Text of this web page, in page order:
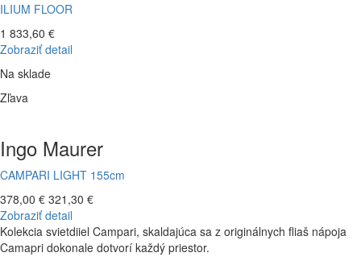
ILIUM FLOOR
1 833,60 €
Zobraziť detail
Na sklade
Zľava
Ingo Maurer
CAMPARI LIGHT 155cm
378,00 € 321,30 €
Zobraziť detail
Kolekcia svietdiiel Campari, skaldajúca sa z originálnych fliaš nápoja
Camapri dokonale dotvorí každý priestor.